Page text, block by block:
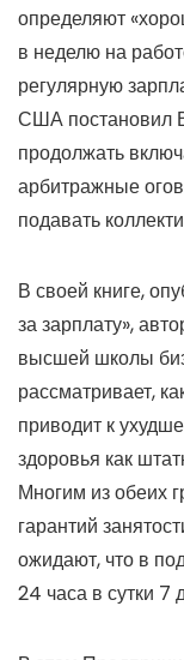
определяют
в неделю на
регулярную
США постановил
продолжать
арбитражные
подавать
В своей книге,
за зарплату»,
высшей школы
рассматривает,
приводит к
здоровья как
Многим из обеих
гарантий
ожидают, что в
24 часа в сутки 7